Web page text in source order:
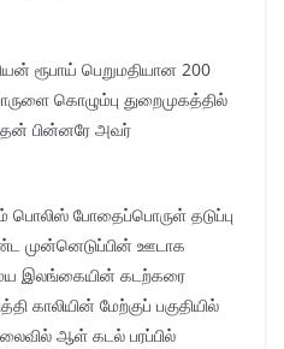
ரூபாய் பெறுமதியான 200
கொழும்பு துறைமுகத்தில்
பின்னரே அவர்
போதைப்பொருள் தடுப்பு
முன்னெடுப்பின் ஊடாக
இலங்கையின் கடற்கரை
காலியின் மேற்குப் பகுதியில்
ஆள் கடல் பரப்பில்